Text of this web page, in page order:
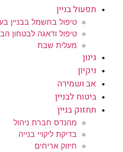
תפעול בניין
טיפול בחשמל בבניין
טיפול ודאגה לבטחון
מעלית שבת
גינון
ניקיון
אב ושמירה
ביטוח לבניין
תחזוק בניין
מהנדס חברת ניהול
בדיקת ליקויי בנייה
חיזוק אריחים